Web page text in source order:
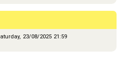
ームにテーマ「最近
23/08/2025 21:59